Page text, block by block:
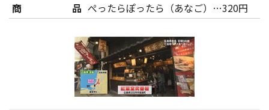
商品 ぺったらぽったら（あなご）…320円